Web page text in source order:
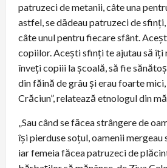
patruzeci de metanii, câte una
astfel, se dădeau patruzeci de
câte unul pentru fiecare sfânt.
copiilor. Acești sfinți te ajutau să îți
înveți copiii la școală, să fie
din făină de grâu și erau foarte
Crăciun”, relatează etnologul din
„Sau când se făcea strângere de
își pierduse soțul, oamenii mergeau
iar femeia făcea patruzeci de